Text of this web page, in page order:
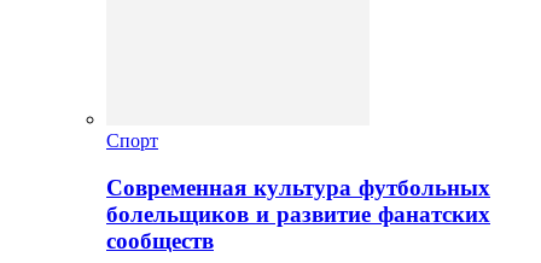
Спорт
Современная культура футбольных
болельщиков и развитие фанатских
сообществ